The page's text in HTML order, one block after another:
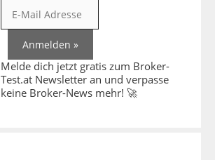
Melde dich jetzt gratis zum Broker-
Test.at Newsletter an und verpasse
keine Broker-News mehr! 🚀